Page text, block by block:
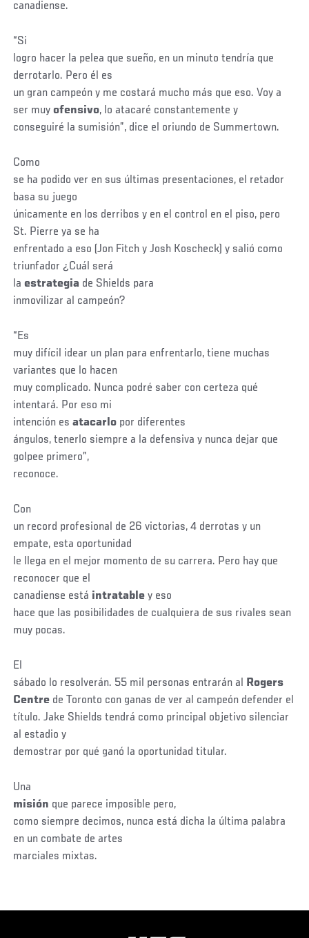
canadiense.
“Si
logro hacer la pelea que sueño, en un minuto tendría que
derrotarlo. Pero él es
un gran campeón y me costará mucho más que eso. Voy a
ser muyofensivo, lo atacaré constantemente y
conseguiré la sumisión”, dice el oriundo de Summertown.
Como
se ha podido ver en sus últimas presentaciones, el retador
basa su juego
únicamente en los derribos y en el control en el piso, pero
St. Pierre ya se ha
enfrentado a eso (Jon Fitch y Josh Koscheck) y salió como
triunfador ¿Cuál será
laestrategia de Shields para
inmovilizar al campeón?
“Es
muy difícil idear un plan para enfrentarlo, tiene muchas
variantes que lo hacen
muy complicado. Nunca podré saber con certeza qué
intentará. Por eso mi
intención esatacarlo por diferentes
ángulos, tenerlo siempre a la defensiva y nunca dejar que
golpee primero”,
reconoce.
Con
un record profesional de 26 victorias, 4 derrotas y un
empate, esta oportunidad
le llega en el mejor momento de su carrera. Pero hay que
reconocer que el
canadiense está intratable y eso
hace que las posibilidades de cualquiera de sus rivales sean
muy pocas.
El
sábado lo resolverán. 55 mil personas entrarán al Rogers
Centre de Toronto con ganas de ver al campeón defender el
título. Jake Shields tendrá como principal objetivo silenciar
al estadio y
demostrar por qué ganó la oportunidad titular.
Una
misión que parece imposible pero,
como siempre decimos, nunca está dicha la última palabra
en un combate de artes
marciales mixtas.